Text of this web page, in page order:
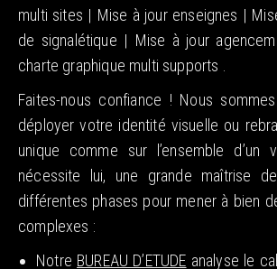
multi sites | Mise à jour enseignes |
de signalétique | Mise à jour
charte graphique multi supports .
Faites-nous confiance ! Nous
déployer votre identité visuelle ou
unique comme sur l’ensemble d’un
nécessite lui, une grande maîtrise
différentes phases pour mener à bien
complexes :
Notre BUREAU D’ETUDE analyse le